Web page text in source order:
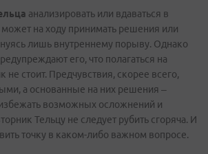
анализировать или вдаваться в
может на ходу принимать решения или
лишь внутреннему порыву. Однако
его, что полагаться на
не стоит. Предчувствия, скорее всего,
а основанные на них решения –
возможных осложнений и
Тельцу не следует рубить сгоряча. И
точку в каком-либо важном вопросе.